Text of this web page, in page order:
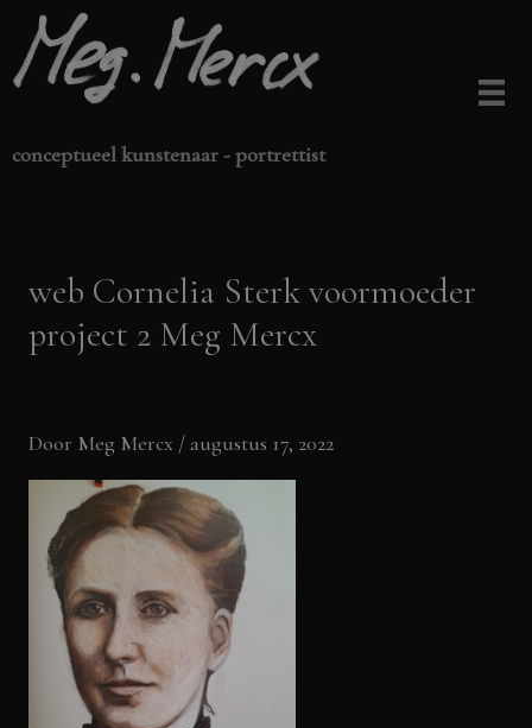
naar
de
conceptueel kunstenaar - portrettist
web Cornelia Sterk voormoeder
project 2 Meg Mercx
Door Meg Mercx / augustus 17, 2022